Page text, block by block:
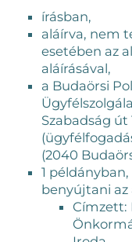
írásban,
aláírva, nem
esetében az
aláírásával,
a Budaörsi
Szabadság út
(2040
1
benyújtani
Címzett: